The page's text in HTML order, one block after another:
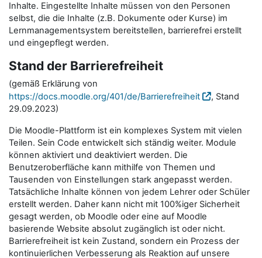
Inhalte. Eingestellte Inhalte müssen von den Personen
selbst, die die Inhalte (z.B. Dokumente oder Kurse) im
Lernmanagementsystem bereitstellen, barrierefrei erstellt
und eingepflegt werden.
Stand der Barrierefreiheit
(gemäß Erklärung von
https://docs.moodle.org/401/de/Barrierefreiheit
, Stand
29.09.2023)
Die Moodle-Plattform ist ein komplexes System mit vielen
Teilen. Sein Code entwickelt sich ständig weiter. Module
können aktiviert und deaktiviert werden. Die
Benutzeroberfläche kann mithilfe von Themen und
Tausenden von Einstellungen stark angepasst werden.
Tatsächliche Inhalte können von jedem Lehrer oder Schüler
erstellt werden. Daher kann nicht mit 100%iger Sicherheit
gesagt werden, ob Moodle oder eine auf Moodle
basierende Website absolut zugänglich ist oder nicht.
Barrierefreiheit ist kein Zustand, sondern ein Prozess der
kontinuierlichen Verbesserung als Reaktion auf unsere